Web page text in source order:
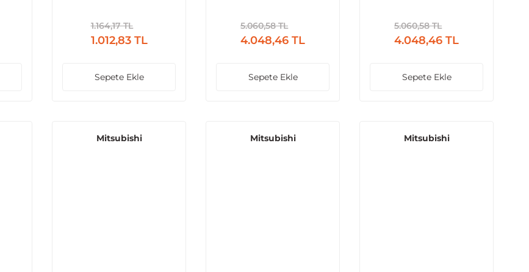
1.164,17 TL
1.012,83 TL
Sepete Ekle
5.060,58 TL
4.048,46 TL
Sepete Ekle
5.060,58 TL
4.048,46 TL
Sepete Ekle
Mitsubishi Mitsubishi Mitsubishi